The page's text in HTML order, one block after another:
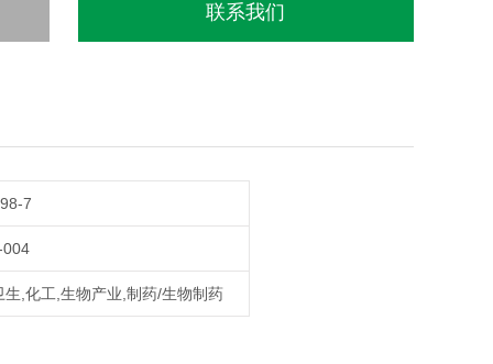
联系我们
7
004
生,化工,生物产业,制药/生物制药